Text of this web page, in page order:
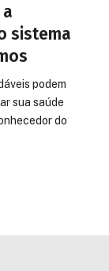
sistema
podem
sua saúde
do